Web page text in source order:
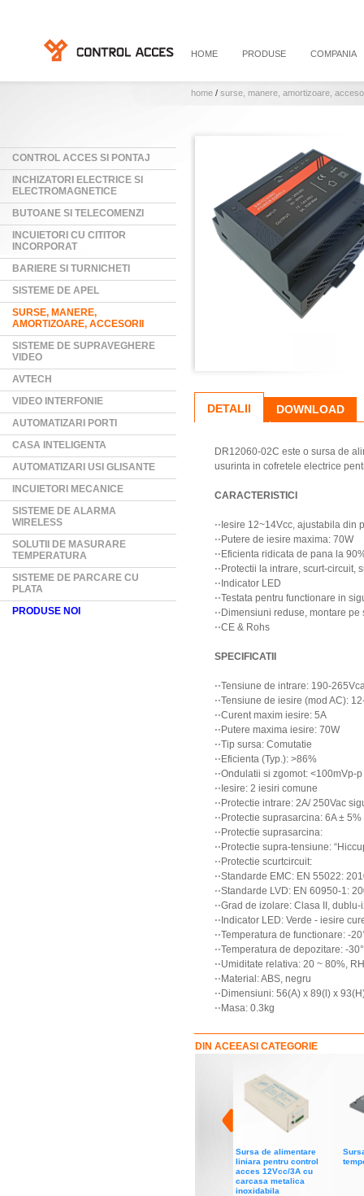
HOME PRODUSE COMPANIA
home / surse, manere, amortizoare,
CONTROL ACCES SI PONTAJ
INCHIZATORI ELECTRICE SI
ELECTROMAGNETICE
BUTOANE SI TELECOMENZI
INCUIETORI CU CITITOR
INCORPORAT
BARIERE SI TURNICHETI
SISTEME DE APEL
SURSE, MANERE,
AMORTIZOARE, ACCESORII
SISTEME DE SUPRAVEGHERE
VIDEO
AVTECH
VIDEO INTERFONIE
AUTOMATIZARI PORTI
CASA INTELIGENTA
AUTOMATIZARI USI GLISANTE
INCUIETORI MECANICE
SISTEME DE ALARMA
WIRELESS
SOLUTII DE MASURARE
TEMPERATURA
SISTEME DE PARCARE CU
PLATA
PRODUSE NOI
DETALII DOWNLOAD
DR12060-02C este o sursa de
usurinta in cofretele electrice
CARACTERISTICI
⋅⋅Iesire 12~14Vcc, ajustabila din
⋅⋅Putere de iesire maxima: 70W
⋅⋅Eficienta ridicata de pana la
⋅⋅Protectii la intrare, scurt-circuit,
⋅⋅Indicator LED
⋅⋅Testata pentru functionare in
⋅⋅Dimensiuni reduse, montare
⋅⋅CE & Rohs
SPECIFICATII
⋅⋅Tensiune de intrare: 190-
⋅⋅Tensiune de iesire (mod AC):
⋅⋅Curent maxim iesire: 5A
⋅⋅Putere maxima iesire: 70W
⋅⋅Tip sursa: Comutatie
⋅⋅Eficienta (Typ.): >86%
⋅⋅Ondulatii si zgomot: <100mVp-p
⋅⋅Iesire: 2 iesiri comune
⋅⋅Protectie intrare: 2A/ 250Vac
⋅⋅Protectie suprasarcina: 6A ± 5%
⋅⋅Protectie suprasarcina:
⋅⋅Protectie supra-tensiune:
⋅⋅Protectie scurtcircuit:
⋅⋅Standarde EMC: EN 55022:
⋅⋅Standarde LVD: EN 60950-1:
⋅⋅Grad de izolare: Clasa II,
⋅⋅Indicator LED: Verde - iesire
⋅⋅Temperatura de functionare: -
⋅⋅Temperatura de depozitare: -
⋅⋅Umiditate relativa: 20 ~ 80%, RH
⋅⋅Material: ABS, negru
⋅⋅Dimensiuni: 56(A) x 89(l) x
⋅⋅Masa: 0.3kg
DIN ACEEASI CATEGORIE
Sursa de alimentare
liniara pentru control
acces 12Vcc/3A cu
carcasa metalica
inoxidabila